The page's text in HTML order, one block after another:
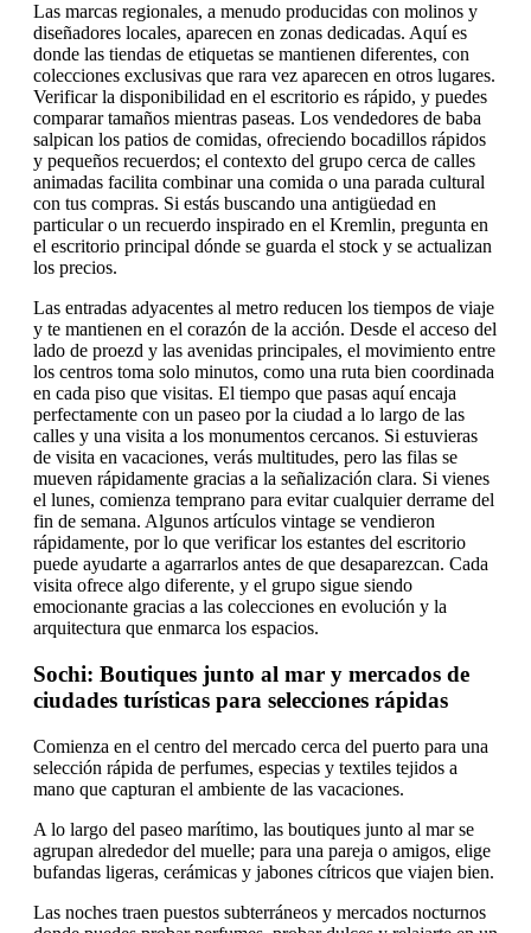
Las marcas regionales, a menudo producidas con molinos y
diseñadores locales, aparecen en zonas dedicadas. Aquí es
donde las tiendas de etiquetas se mantienen diferentes, con
colecciones exclusivas que rara vez aparecen en otros lugares.
Verificar la disponibilidad en el escritorio es rápido, y puedes
comparar tamaños mientras paseas. Los vendedores de baba
salpican los patios de comidas, ofreciendo bocadillos rápidos
y pequeños recuerdos; el contexto del grupo cerca de calles
animadas facilita combinar una comida o una parada cultural
con tus compras. Si estás buscando una antigüedad en
particular o un recuerdo inspirado en el Kremlin, pregunta en
el escritorio principal dónde se guarda el stock y se actualizan
los precios.
Las entradas adyacentes al metro reducen los tiempos de viaje
y te mantienen en el corazón de la acción. Desde el acceso del
lado de proezd y las avenidas principales, el movimiento entre
los centros toma solo minutos, como una ruta bien coordinada
en cada piso que visitas. El tiempo que pasas aquí encaja
perfectamente con un paseo por la ciudad a lo largo de las
calles y una visita a los monumentos cercanos. Si estuvieras
de visita en vacaciones, verás multitudes, pero las filas se
mueven rápidamente gracias a la señalización clara. Si vienes
el lunes, comienza temprano para evitar cualquier derrame del
fin de semana. Algunos artículos vintage se vendieron
rápidamente, por lo que verificar los estantes del escritorio
puede ayudarte a agarrarlos antes de que desaparezcan. Cada
visita ofrece algo diferente, y el grupo sigue siendo
emocionante gracias a las colecciones en evolución y la
arquitectura que enmarca los espacios.
Sochi: Boutiques junto al mar y mercados de
ciudades turísticas para selecciones rápidas
Comienza en el centro del mercado cerca del puerto para una
selección rápida de perfumes, especias y textiles tejidos a
mano que capturan el ambiente de las vacaciones.
A lo largo del paseo marítimo, las boutiques junto al mar se
agrupan alrededor del muelle; para una pareja o amigos, elige
bufandas ligeras, cerámicas y jabones cítricos que viajen bien.
Las noches traen puestos subterráneos y mercados nocturnos